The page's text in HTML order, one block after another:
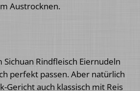
Austrocknen.
Rindfleisch Eiernudeln
perfekt passen. Aber natürlich
Gericht auch klassisch mit Reis